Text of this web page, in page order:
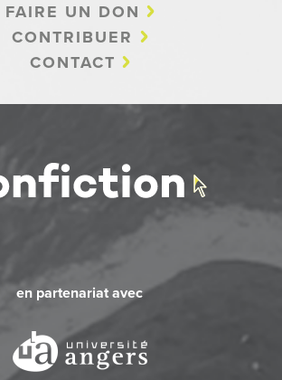
FAIRE UN DON
CONTRIBUER
CONTACT
en partenariat avec